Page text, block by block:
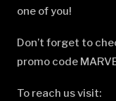
one of you!
Don’t forget to
promo code
To reach us visit: